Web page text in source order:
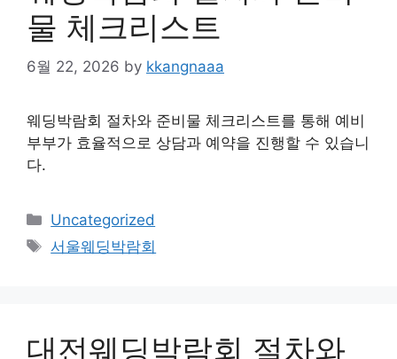
물 체크리스트
6월 22, 2026 by kkangnaaa
웨딩박람회 절차와 준비물 체크리스트를 통해 예비
부부가 효율적으로 상담과 예약을 진행할 수 있습니
다.
Categories
Uncategorized
Tags
서울웨딩박람회
대전웨딩박람회 절차와